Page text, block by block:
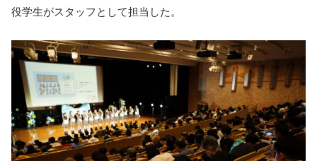
役学生がスタッフとして担当した。